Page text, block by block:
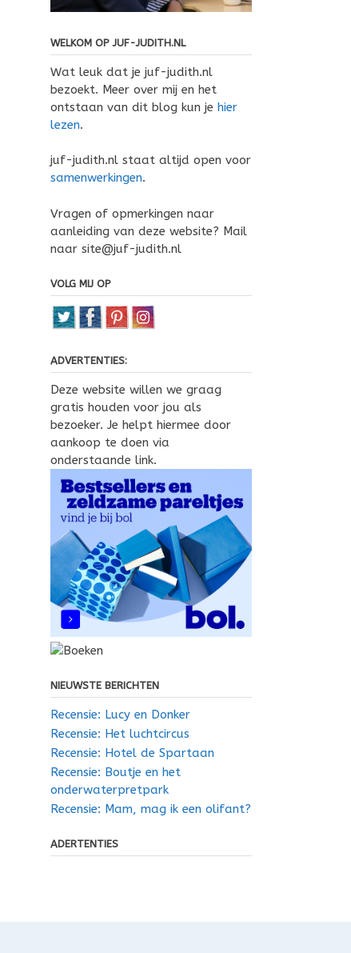
WELKOM OP JUF-JUDITH.NL
Wat leuk dat je juf-judith.nl
bezoekt. Meer over mij en het
ontstaan van dit blog kun je hier
lezen.
juf-judith.nl staat altijd open voor
samenwerkingen.
Vragen of opmerkingen naar
aanleiding van deze website? Mail
naar site@juf-judith.nl
VOLG MIJ OP
ADVERTENTIES:
Deze website willen we graag
gratis houden voor jou als
bezoeker. Je helpt hiermee door
aankoop te doen via
onderstaande link.
NIEUWSTE BERICHTEN
Recensie: Lucy en Donker
Recensie: Het luchtcircus
Recensie: Hotel de Spartaan
Recensie: Boutje en het
onderwaterpretpark
Recensie: Mam, mag ik een olifant?
ADERTENTIES